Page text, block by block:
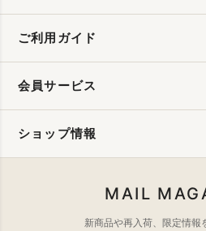
ご利用ガイド
会員サービス
ショップ情報
MAIL
新商品や再入荷、限定情報